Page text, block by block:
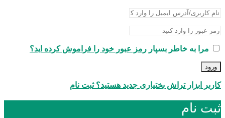
مرا به خاطر بسپار رمز عبور خود را فراموش کرده اید؟
ورود
کاربر ابزار تراش بختیاری جدید هستید؟ ثبت نام
ثبت نام